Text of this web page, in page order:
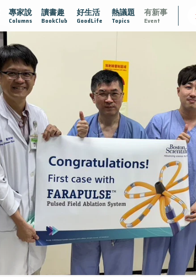
專家說
Columns
讀書趣
BookClub
好生活
GoodLife
熱議題
Topics
有新事
Event
認識攝護腺肥大 守護骨骼健康 達文西手術專欄